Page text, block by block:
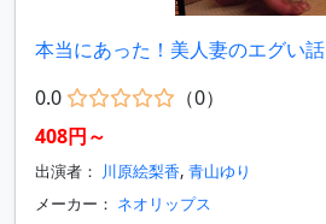
本当にあった！美人妻のエグい話
0.0
（0）
408円～
出演者： 川原絵梨香, 青山ゆり
メーカー： ネオリップス